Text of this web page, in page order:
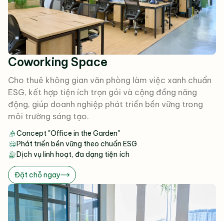
Coworking Space
Cho thuê không gian văn phòng làm việc xanh chuẩn
ESG, kết hợp tiện ích trọn gói và cộng đồng năng
động, giúp doanh nghiệp phát triển bền vững trong
môi trường sáng tạo.
Concept "Office in the Garden"
Phát triển bền vững theo chuẩn ESG
Dịch vụ linh hoạt, đa dạng tiện ích
Đặt chỗ ngay